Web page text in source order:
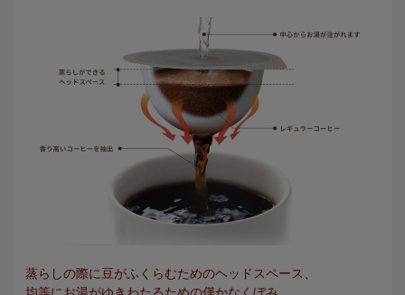
蒸らしの際に豆がふくらむためのヘッドスペース、